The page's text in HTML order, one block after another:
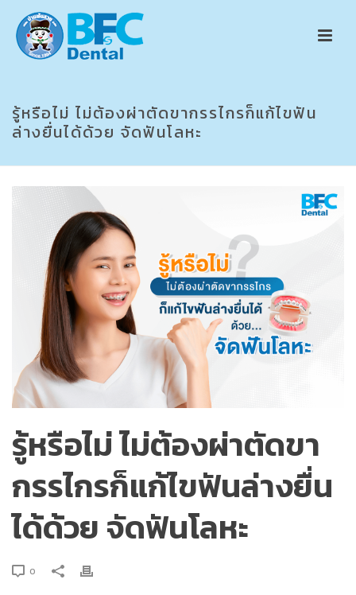
รู้หรือไม่ ไม่ต้องผ่าตัดขากรรไกรก็แก้ไขฟัน
ล่างยื่นได้ด้วย จัดฟันโลหะ
รู้หรือไม่ ไม่ต้องผ่าตัดขา
กรรไกรก็แก้ไขฟันล่างยื่น
ได้ด้วย จัดฟันโลหะ
0